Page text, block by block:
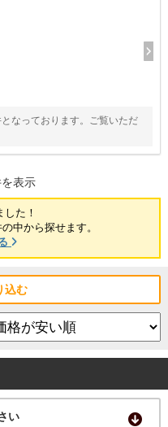
なっております。ご覧いただ
表示
た！
の中から探せます。
込む
い